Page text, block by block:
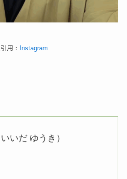
用： Instagram
いだ ゆうき）